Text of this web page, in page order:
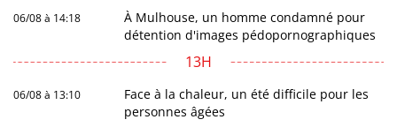
06/08 à 14:18
À Mulhouse, un homme condamné pour
détention d'images pédopornographiques
13H
06/08 à 13:10
Face à la chaleur, un été difficile pour les
personnes âgées